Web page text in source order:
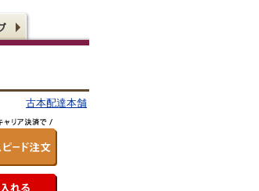
古本配達本舗